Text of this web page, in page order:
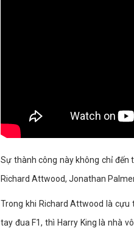
Sự thành công này không chỉ đến
Richard Attwood, Jonathan
Trong khi Richard Attwood là cựu
tay đua F1, thì Harry King là nhà